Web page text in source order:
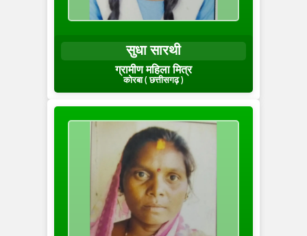
सुधा सारथी
ग्रामीण महिला मित्र
कोरबा ( छत्तीसगढ़ )